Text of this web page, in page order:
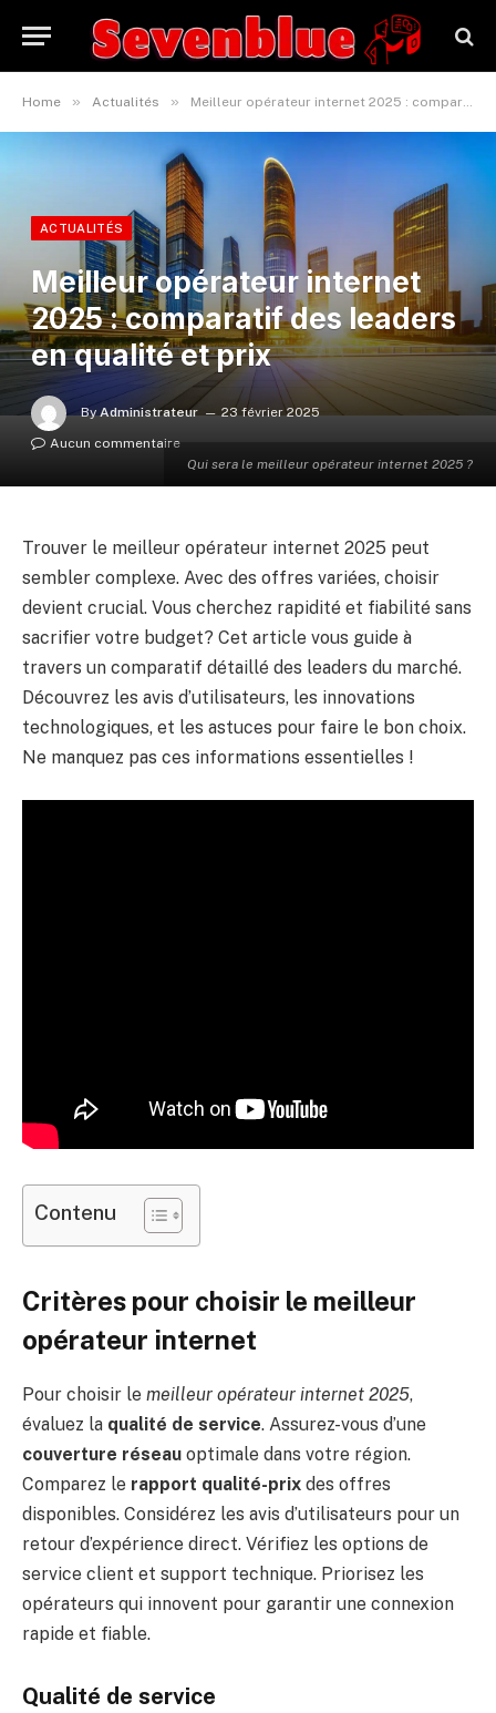
Home » Actualités » Meilleur opérateur internet 2025 : comparatif des leaders en qualité et prix
Qui sera le meilleur opérateur internet 2025 ?
ACTUALITÉS
Meilleur opérateur internet
2025 : comparatif des leaders
en qualité et prix
By Administrateur
23 février 2025
Aucun commentaire
Trouver le meilleur opérateur internet 2025 peut
sembler complexe. Avec des offres variées, choisir
devient crucial. Vous cherchez rapidité et fiabilité sans
sacrifier votre budget? Cet article vous guide à
travers un comparatif détaillé des leaders du marché.
Découvrez les avis d’utilisateurs, les innovations
technologiques, et les astuces pour faire le bon choix.
Ne manquez pas ces informations essentielles !
Contenu
Critères pour choisir le meilleur
opérateur internet
Pour choisir le meilleur opérateur internet 2025,
évaluez la qualité de service. Assurez-vous d’une
couverture réseau optimale dans votre région.
Comparez le rapport qualité-prix des offres
disponibles. Considérez les avis d’utilisateurs pour un
retour d’expérience direct. Vérifiez les options de
service client et support technique. Priorisez les
opérateurs qui innovent pour garantir une connexion
rapide et fiable.
Qualité de service